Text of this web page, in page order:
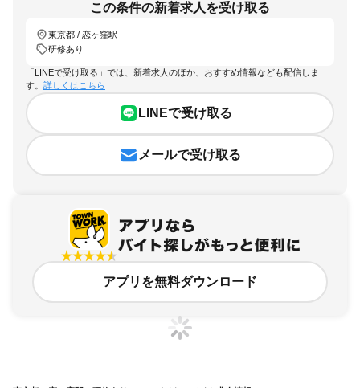
この条件の新着求人を受け取る
東京都 / 恋ヶ窪駅
研修あり
「LINEで受け取る」では、新着求人のほか、おすすめ情報なども配信しま
す。 詳しくはこちら
LINEで受け取る
メールで受け取る
アプリを無料ダウンロード